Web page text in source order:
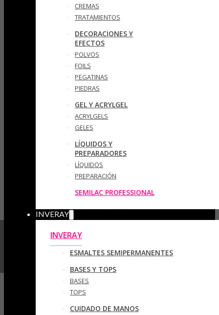
CREMAS
TRATAMIENTOS
DECORACIONES Y
EFECTOS
POLVOS
FOILS
PEGATINAS
PIEDRAS
GEL Y ACRYLGEL
ACRYLGELS
GELES
LÍQUIDOS Y
PREPARADORES
LÍQUIDOS
PREPARACIÓN
SEMILAC PROFESSIONAL
INVERAY
INVERAY
ESMALTES SEMIPERMANENTES
BASES Y TOPS
BASES
TOPS
CUIDADO DE MANOS